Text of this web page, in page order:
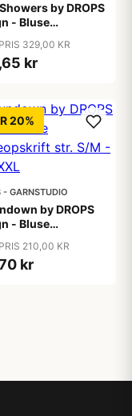
by DROPS
- Bluse
329,00 KR
kr
20%
- GARNSTUDIO
by DROPS
- Bluse
210,00 KR
kr